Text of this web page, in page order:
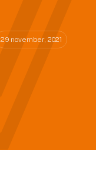
29 november, 2021